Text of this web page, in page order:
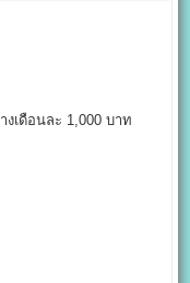
เดือนละ 1,000 บาท